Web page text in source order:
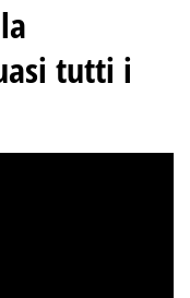
tutti i